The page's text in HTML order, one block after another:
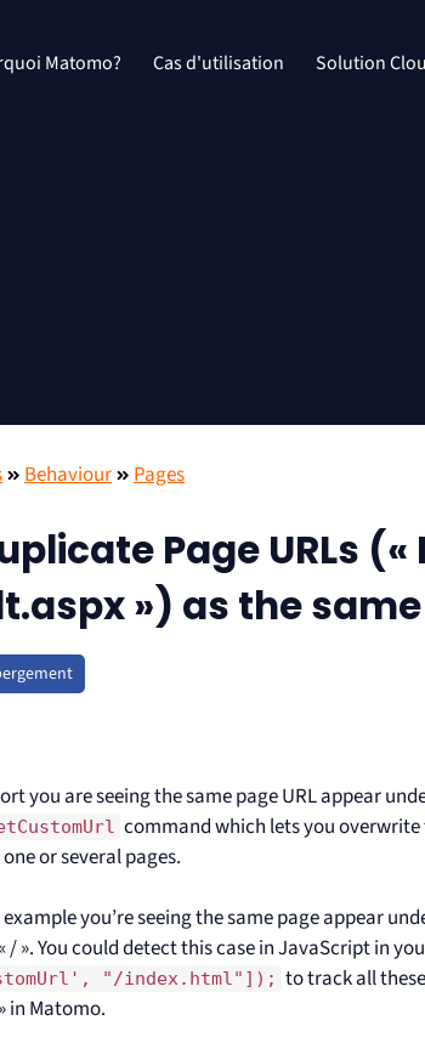
Matomo? Cas d'utilisation Solution
Behaviour Pages
Page URLs
») as the
you are seeing the same page URL appear
command which lets you overwrite
or several pages.
you’re seeing the same page appear
/ ». You could detect this case in JavaScript in
"/index.html"]); to track all
in Matomo.